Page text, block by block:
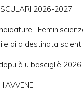
2026-2027
:
di a destinata
à u bascigliè 2026